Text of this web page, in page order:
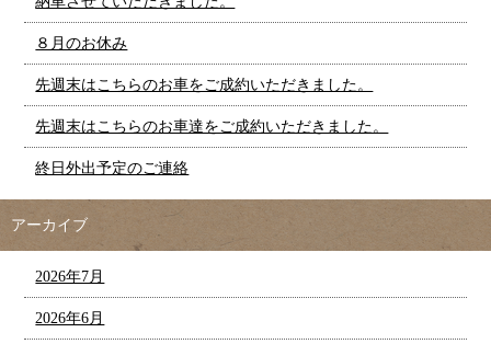
８月のお休み
先週末はこちらのお車をご成約いただきました。
先週末はこちらのお車達をご成約いただきました。
終日外出予定のご連絡
アーカイブ
2026年7月
2026年6月